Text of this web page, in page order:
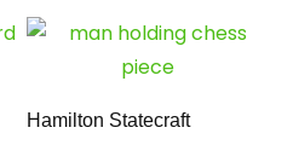
Hamilton Statecraft